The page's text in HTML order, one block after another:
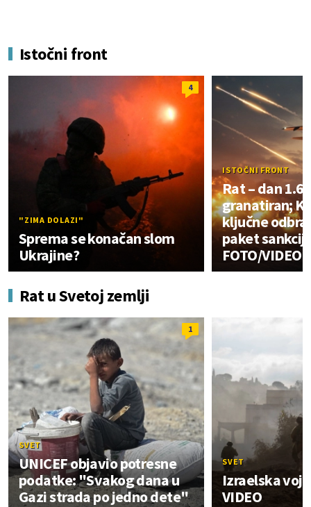
Istočni front
4
"ZIMA DOLAZI"
Sprema se konačan slom
Ukrajine?
ISTOČNI FRONT
Rat – dan
granatiran;
ključne
paket
FOTO/VIDEO
Rat u Svetoj zemlji
1
SVET
UNICEF objavio potresne
podatke: "Svakog dana u
Gazi strada po jedno dete"
SVET
Izraelska
VIDEO